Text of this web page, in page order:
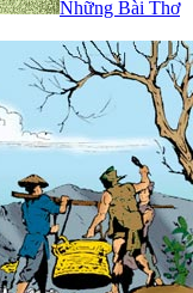
Những Bài Thơ